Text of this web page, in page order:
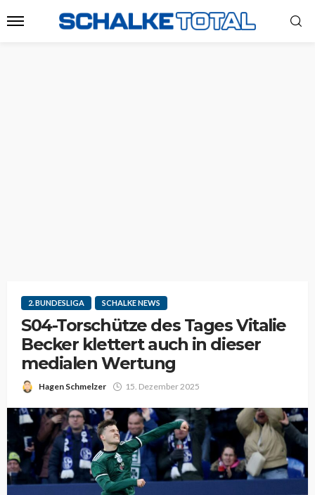
2. BUNDESLIGA SCHALKE NEWS
S04-Torschütze des Tages Vitalie
Becker klettert auch in dieser
medialen Wertung
Hagen Schmelzer 15. Dezember 2025